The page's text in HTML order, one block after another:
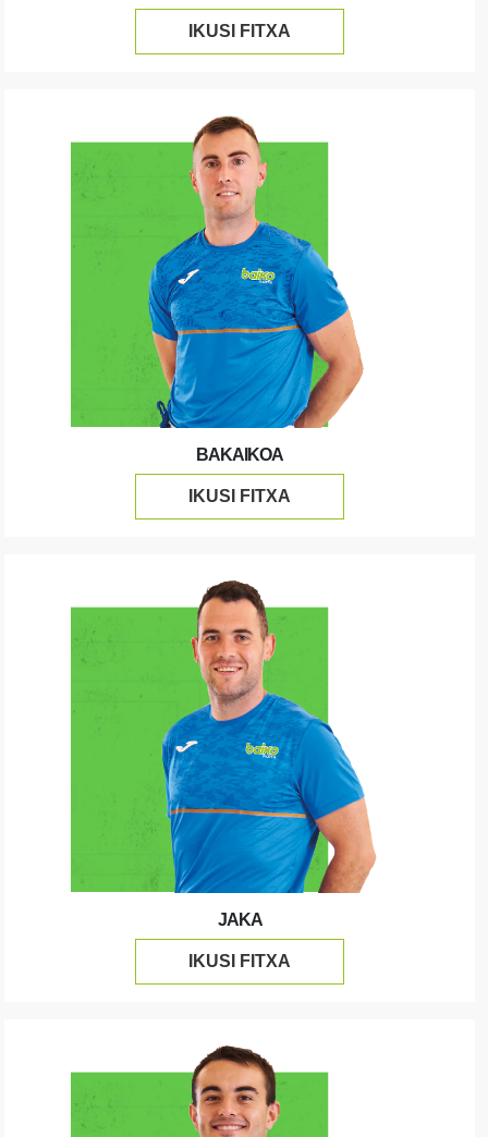
IKUSI FITXA
BAKAIKOA
IKUSI FITXA
JAKA
IKUSI FITXA